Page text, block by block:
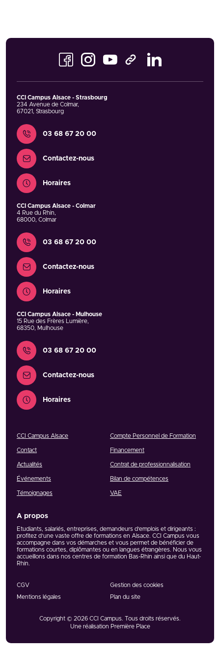
FacebookInstagramYoutube TikTok
CCI Campus Alsace - Strasbourg
234 Avenue de Colmar,
67021, Strasbourg
Contact
03 68 67 20 00
Contactez-nous
Horaires
CCI Campus Alsace - Colmar
4 Rue du Rhin,
68000, Colmar
Contact
03 68 67 20 00
Contactez-nous
Horaires
CCI Campus Alsace - Mulhouse
15 Rue des Frères Lumière,
68350, Mulhouse
Contact
03 68 67 20 00
Contactez-nous
Horaires
CCI Campus Alsace
Contact
Actualités
Événements
Témoignages
Compte Personnel de Formation
Financement
Contrat de professionnalisation
Bilan de compétences
VAE
A propos
Etudiants, salariés, entreprises, demandeurs d’emplois et dirigeants :
profitez d’une vaste offre de formations en Alsace. CCI Campus vous
accompagne dans vos démarches et vous permet de bénéficier de
formations courtes, diplômantes ou en langues étrangères. Nous vous
accueillons dans nos centres de formation Bas-Rhin ainsi que du Haut-
Rhin.
CGV
Gestion des cookies
Mentions légales
Plan du site
Copyright © 2026 CCI Campus. Tous droits réservés.
Une réalisation Première Place